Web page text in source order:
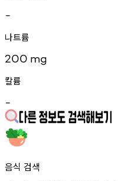
-
나트륨
200 mg
칼륨
-
음식 검색